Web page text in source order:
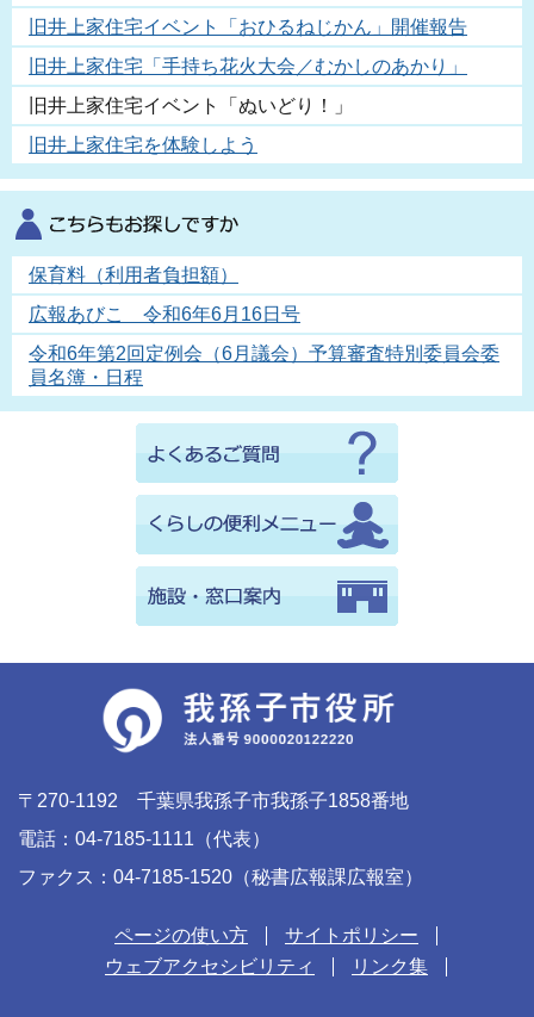
旧井上家住宅イベント「おひるねじかん」開催報告
旧井上家住宅「手持ち花火大会／むかしのあかり」
旧井上家住宅イベント「ぬいどり！」
旧井上家住宅を体験しよう
保育料（利用者負担額）
広報あびこ 令和6年6月16日号
令和6年第2回定例会（6月議会）予算審査特別委員会委
員名簿・日程
〒270-1192 千葉県我孫子市我孫子1858番地
電話：04-7185-1111（代表）
ファクス：04-7185-1520（秘書広報課広報室）
ページの使い方
サイトポリシー
ウェブアクセシビリティ
リンク集